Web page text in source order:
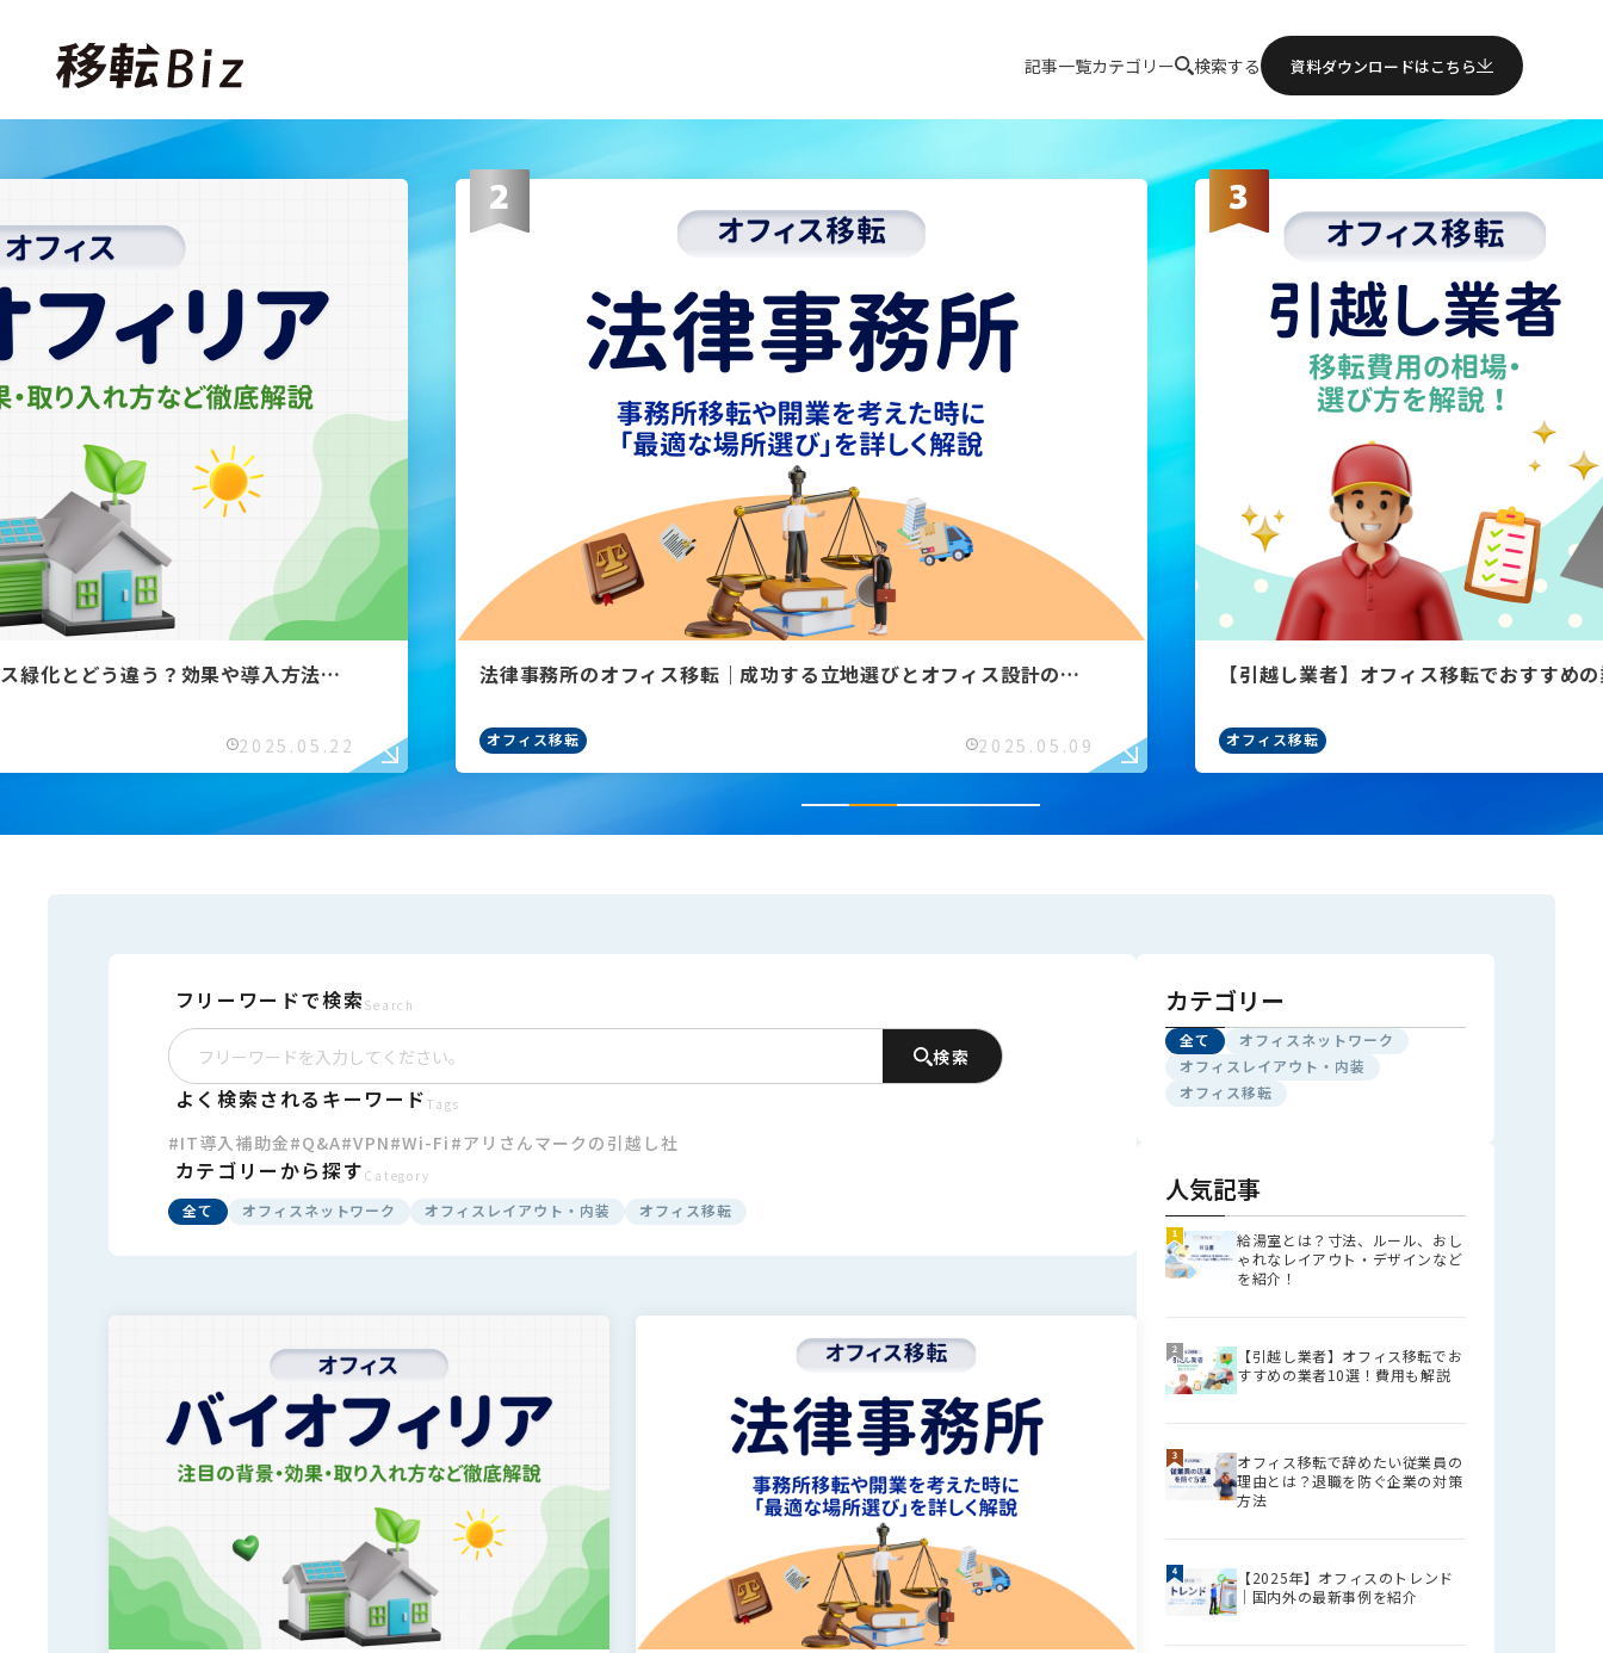
記事一覧カテゴリー
オフィスレイアウト・内装
オフィス移転
検索する 資料ダウンロードはこちら
ホーム
記事一覧
カテゴリー
オフィスネットワーク オフィス移転
緑化とどう違う？効果や導入方法ま
2025.05.22
法律事務所のオフィス移転｜成功する立地選びとオフィス設計のコ
オフィス移転 2025.05.09
【引越し業者】オフィス移転でおすすめ
オフィス移転
フリーワードで検索 Search
検索
よく検索されるキーワードTags
#IT導入補助金#Q&A#VPN#Wi-Fi #アリさんマークの引越し社
カテゴリーから探す Category
全て オフィスネットワーク オフィスレイアウト・内装 オフィス移転
カテゴリー
全て
オフィスネットワーク
オフィスレイアウト・内装
オフィス移転
人気記事
給湯室とは？寸法、ルール、おし
ゃれなレイアウト・デザインなど
を紹介！
【引越し業者】オフィス移転でお
すすめの業者10選！費用も解説
オフィス移転で辞めたい従業員の
理由とは？退職を防ぐ企業の対策
方法
【2025年】オフィスのトレンド
│国内外の最新事例を紹介